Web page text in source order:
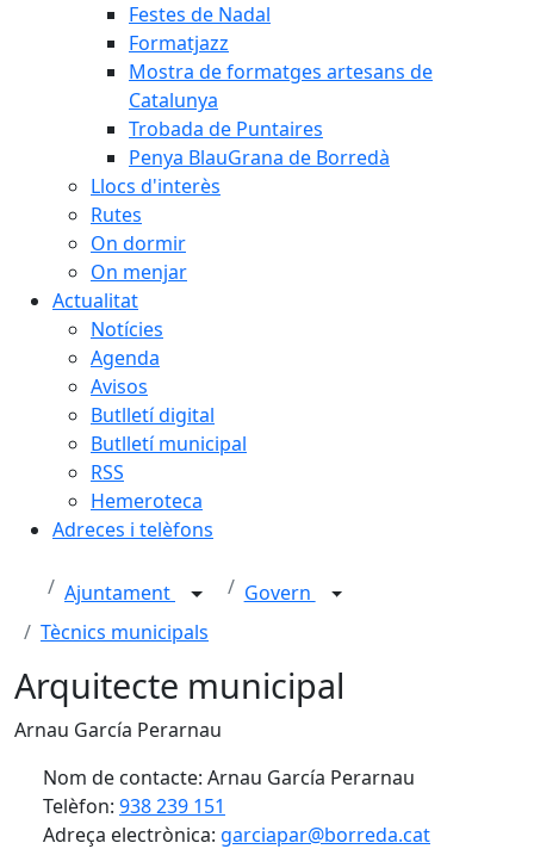
Festes de Nadal
Formatjazz
Mostra de formatges artesans de
Catalunya
Trobada de Puntaires
Penya BlauGrana de Borredà
Llocs d'interès
Rutes
On dormir
On menjar
Actualitat
Notícies
Agenda
Avisos
Butlletí digital
Butlletí municipal
RSS
Hemeroteca
Adreces i telèfons
Ajuntament
Govern
Tècnics municipals
Arquitecte municipal
Arnau García Perarnau
Nom de contacte: Arnau García Perarnau
Telèfon: 938 239 151
Adreça electrònica: garciapar@borreda.cat